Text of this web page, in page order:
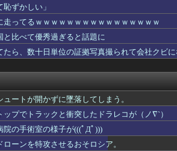
撃成績WWWWWWWWWWWWW...
ｗｗｗｗｗｗｗｗｗｗｗｗｗｗ
える
る署名活動を開始ｗｗｗ
のセーラーウラヌス←くっそかわいい...
酷な冥獄界を選ぶｗｗｗ
ことになってる
れるｗｗｗｗｗ
」とＡさん。息子に買ってもらえよ...
いないのは何故なのか？
ンｗｗｗｗｗｗｗｗ
。その名前について考えた結果、ネッ...
を変えない店も｢利益がほとん...
ずかしい」
走ってるｗｗｗｗｗｗｗｗｗｗｗｗｗｗｗｗ
と比べて優秀過ぎると話題に
ら、数十日単位の証拠写真撮られて会社クビ
ートが開かずに墜落してしまう。
ップでトラックと衝突したドラレコが（ノ∇`）
院の手術室の様子が(((ﾟДﾟ)))
ーンを特攻させるおそロシア。